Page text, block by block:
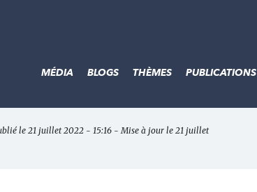
MÉDIA BLOGS THÈMES PUBLICATIONS
le 21 juillet 2022 - 15:16 - Mise à jour le 21 juillet